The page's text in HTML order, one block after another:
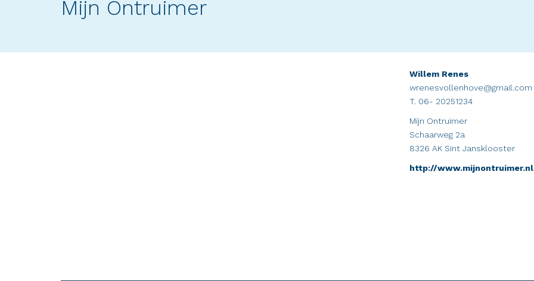
Mijn Ontruimer
Willem Renes
wrenesvollenhove@gmail.com
T. 06- 20251234
Mijn Ontruimer
Schaarweg 2a
8326 AK Sint Jansklooster
http://www.mijnontruimer.nl